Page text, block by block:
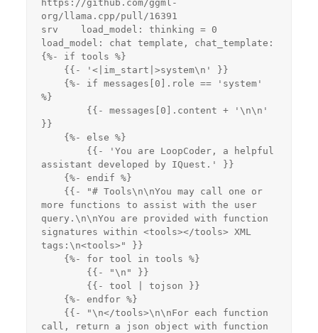
https://github.com/ggml-
org/llama.cpp/pull/16391
srv    load_model: thinking = 0
load_model: chat template, chat_template:
{%- if tools %}
    {{- '<|im_start|>system\n' }}
%}
}}
    {%- else %}
assistant developed by IQuest.' }}
    {%- endif %}
more functions to assist with the user
query.\n\nYou are provided with function
signatures within <tools></tools> XML
tags:\n<tools>" }}
    {%- for tool in tools %}
        {{- "\n" }}
        {{- tool | tojson }}
    {%- endfor %}
call, return a json object with function